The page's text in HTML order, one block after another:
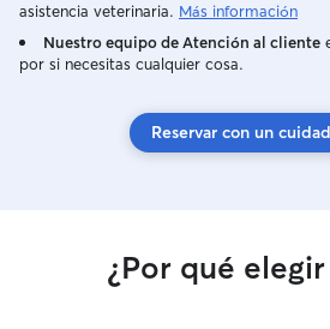
asistencia veterinaria. Más información
Nuestro equipo de Atención al cliente
por si necesitas cualquier cosa.
Reservar con un
¿Por qué